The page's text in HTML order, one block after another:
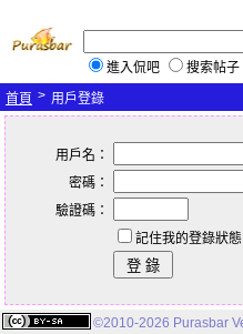
進入侃吧
搜索帖子
首頁 > 用戶登錄
用戶名：
密碼：
驗證碼：
記住我的登錄狀態
©2010-2026 Purasbar